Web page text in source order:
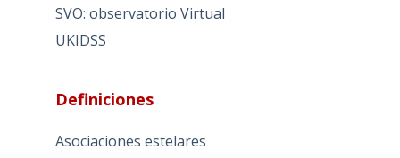
SVO: observatorio Virtual
UKIDSS
Definiciones
Asociaciones estelares